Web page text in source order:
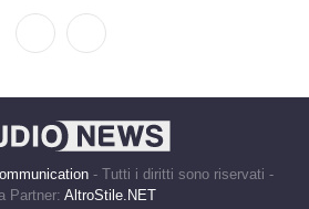
- Tutti i diritti sono riservati -
Partner: AltroStile.NET